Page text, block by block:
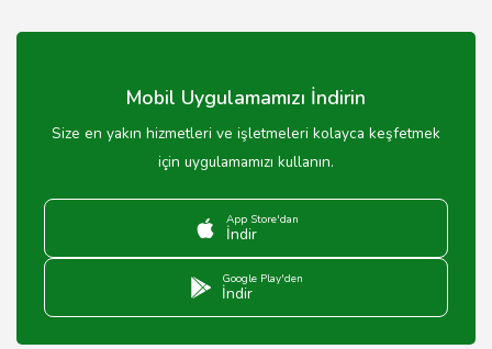
marketlerde satılmaktadır.
Mobil Uygulamamızı İndirin
Size en yakın hizmetleri ve işletmeleri kolayca keşfetmek
için uygulamamızı kullanın.
App Store'dan
İndir
Google Play'den
İndir